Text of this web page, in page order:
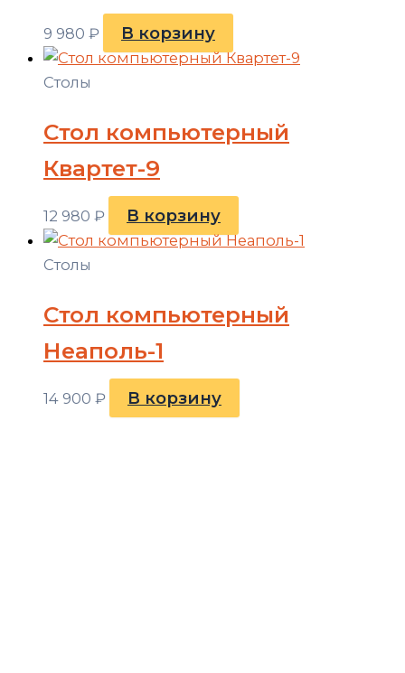
9 980 ₽ В корзину
Столы
Стол компьютерный
Квартет-9
12 980 ₽ В корзину
Столы
Стол компьютерный
Неаполь-1
14 900 ₽ В корзину